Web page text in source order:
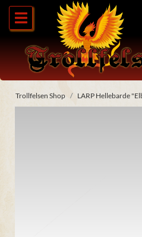
Trollfelsen Shop LARP Hellebarde